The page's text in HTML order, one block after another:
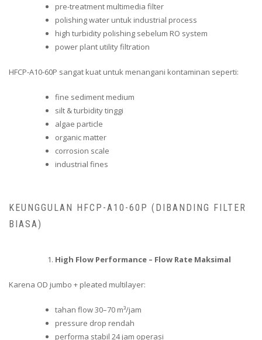
pre-treatment multimedia filter
polishing water untuk industrial process
high turbidity polishing sebelum RO system
power plant utility filtration
HFCP-A10-60P sangat kuat untuk menangani kontaminan seperti:
fine sediment medium
silt & turbidity tinggi
algae particle
organic matter
corrosion scale
industrial fines
KEUNGGULAN HFCP-A10-60P (DIBANDING FILTER
BIASA)
High Flow Performance – Flow Rate Maksimal
Karena OD jumbo + pleated multilayer:
tahan flow 30–70 m³/jam
pressure drop rendah
performa stabil 24 jam operasi